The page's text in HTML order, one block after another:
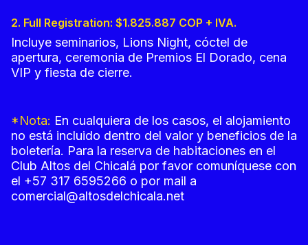
2. Full Registration: $1.825.887 COP + IVA.
Incluye seminarios, Lions Night, cóctel de
apertura, ceremonia de Premios El Dorado, cena
VIP y fiesta de cierre.
*Nota: En cualquiera de los casos, el alojamiento
no está incluido dentro del valor y beneficios de la
boletería. Para la reserva de habitaciones en el
Club Altos del Chicalá por favor comuníquese con
el +57 317 6595266 o por mail a
comercial@altosdelchicala.net